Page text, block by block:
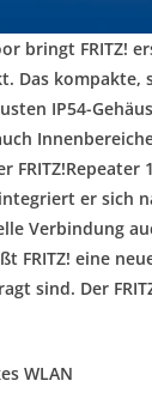
bringt FRITZ!
Das
IP54-
er sich
Verbindung
FRITZ! eine
sind. Der
WLAN